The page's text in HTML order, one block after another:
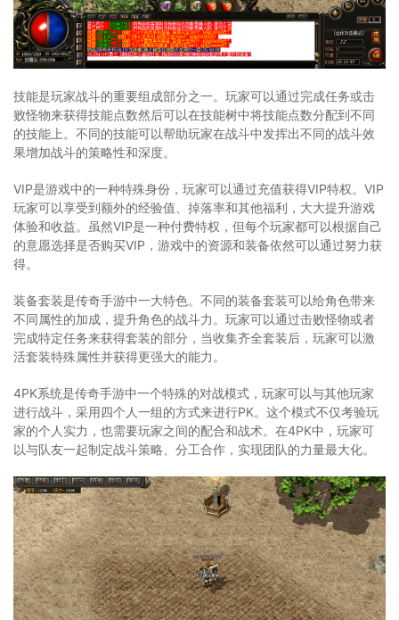
技能是玩家战斗的重要组成部分之一。玩家可以通过完成任务或击
败怪物来获得技能点数然后可以在技能树中将技能点数分配到不同
的技能上。不同的技能可以帮助玩家在战斗中发挥出不同的战斗效
果增加战斗的策略性和深度。
VIP是游戏中的一种特殊身份，玩家可以通过充值获得VIP特权。VIP
玩家可以享受到额外的经验值、掉落率和其他福利，大大提升游戏
体验和收益。虽然VIP是一种付费特权，但每个玩家都可以根据自己
的意愿选择是否购买VIP，游戏中的资源和装备依然可以通过努力获
得。
装备套装是传奇手游中一大特色。不同的装备套装可以给角色带来
不同属性的加成，提升角色的战斗力。玩家可以通过击败怪物或者
完成特定任务来获得套装的部分，当收集齐全套装后，玩家可以激
活套装特殊属性并获得更强大的能力。
4PK系统是传奇手游中一个特殊的对战模式，玩家可以与其他玩家
进行战斗，采用四个人一组的方式来进行PK。这个模式不仅考验玩
家的个人实力，也需要玩家之间的配合和战术。在4PK中，玩家可
以与队友一起制定战斗策略、分工合作，实现团队的力量最大化。